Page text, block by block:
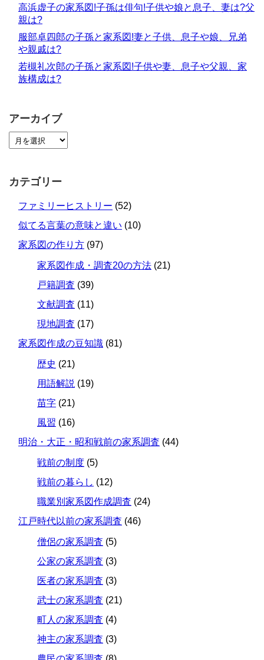
高浜虚子の家系図!子孫は俳句!子供や娘と息子、妻は?父
親は?
服部卓四郎の子孫と家系図!妻と子供、息子や娘、兄弟
や親戚は?
若槻礼次郎の子孫と家系図!子供や妻、息子や父親、家
族構成は?
アーカイブ
カテゴリー
ファミリーヒストリー (52)
似てる言葉の意味と違い (10)
家系図の作り方 (97)
家系図作成・調査20の方法 (21)
戸籍調査 (39)
文献調査 (11)
現地調査 (17)
家系図作成の豆知識 (81)
歴史 (21)
用語解説 (19)
苗字 (21)
風習 (16)
明治・大正・昭和戦前の家系調査 (44)
戦前の制度 (5)
戦前の暮らし (12)
職業別家系図作成調査 (24)
江戸時代以前の家系調査 (46)
僧侶の家系調査 (5)
公家の家系調査 (3)
医者の家系調査 (3)
武士の家系調査 (21)
町人の家系調査 (4)
神主の家系調査 (3)